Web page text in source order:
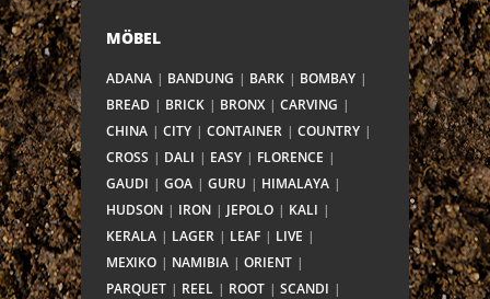
MÖBEL
ADANA BANDUNG BARK
BOMBAY
BREAD
BRICK BRONX
CARVING
CHINA
CITY CONTAINER
COUNTRY
CROSS
DALI EASY
FLORENCE
GAUDI
GOA GURU
HIMALAYA
HUDSON
IRON JEPOLO
KALI
KERALA
LAGER LEAF
LIVE
MEXIKO
NAMIBIA
ORIENT
PARQUET
REEL ROOT
SCANDI